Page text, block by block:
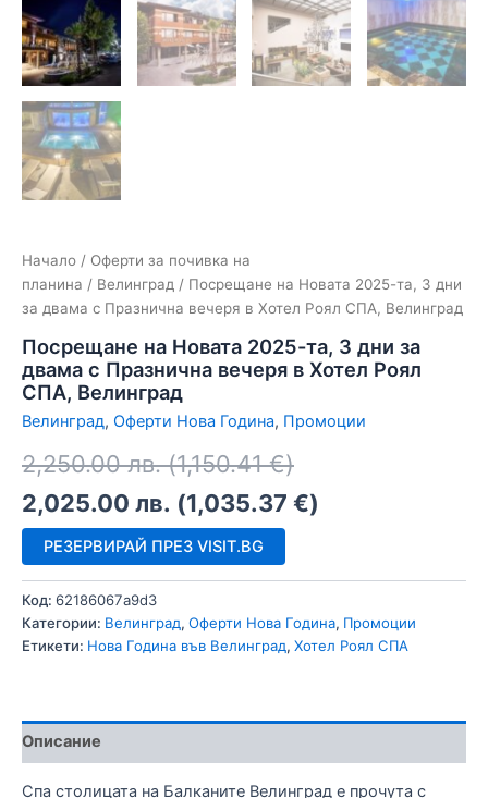
Начало / Оферти за почивка на
планина / Велинград / Посрещане на Новата 2025-та, 3 дни
за двама с Празнична вечеря в Хотел Роял СПА, Велинград
Посрещане на Новата 2025-та, 3 дни за
двама с Празнична вечеря в Хотел Роял
СПА, Велинград
Велинград, Оферти Нова Година, Промоции
2,250.00лв. (1,150.41€)
2,025.00 лв. (1,035.37 €)
РЕЗЕРВИРАЙ ПРЕЗ VISIT.BG
Код: 62186067a9d3
Категории: Велинград, Оферти Нова Година, Промоции
Етикети: Нова Година във Велинград, Хотел Роял СПА
Описание
Спа столицата на Балканите Велинград е прочута с